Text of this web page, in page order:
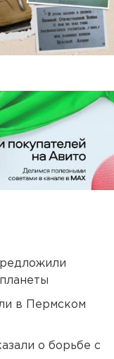
в Пермском
о борьбе с